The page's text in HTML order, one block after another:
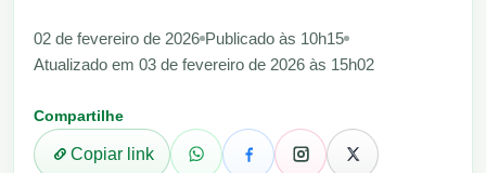
02 de fevereiro de 2026 Publicado às 10h15
Atualizado em 03 de fevereiro de 2026 às 15h02
Compartilhe
Copiar link